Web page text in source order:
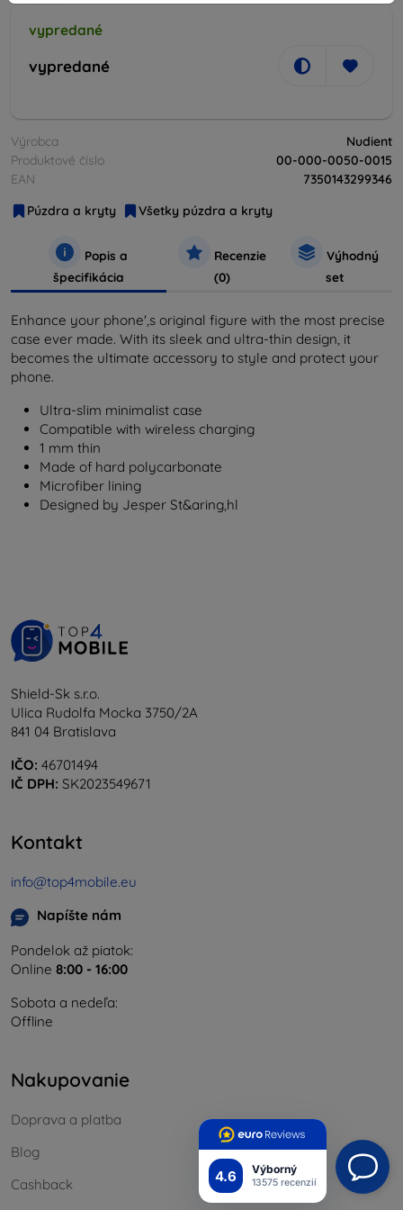
4.6 Výborný
13575 recenzií
vypredané
vypredané
Výrobca
Nudient
Produktové číslo
00-000-0050-0015
EAN
7350143299346
Púzdra a kryty
Všetky púzdra a kryty
Popis a
špecifikácia
Recenzie
(0)
Výhodný
set
Enhance your phone',s original figure with the most precise
case ever made. With its sleek and ultra-thin design, it
becomes the ultimate accessory to style and protect your
phone.
Ultra-slim minimalist case
Compatible with wireless charging
1 mm thin
Made of hard polycarbonate
Microfiber lining
Designed by Jesper St&aring,hl
Shield-Sk s.r.o.
Ulica Rudolfa Mocka 3750/2A
841 04 Bratislava
IČO: 46701494
IČ DPH: SK2023549671
Kontakt
info@top4mobile.eu
Napíšte nám
Pondelok až piatok:
Online 8:00 - 16:00
Sobota a nedeľa:
Offline
Nakupovanie
Doprava a platba
Blog
Cashback